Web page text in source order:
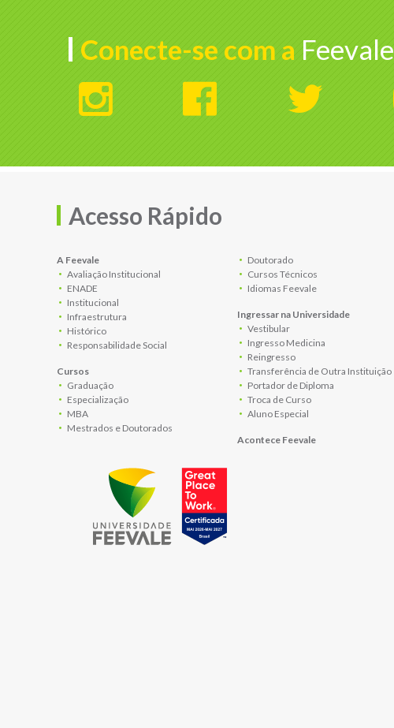
Conecte-se com a Feevale
Acesso Rápido
A Feevale
Avaliação Institucional
ENADE
Institucional
Infraestrutura
Histórico
Responsabilidade Social
Cursos
Graduação
Especialização
MBA
Mestrados e Doutorados
Doutorado
Cursos Técnicos
Idiomas Feevale
Ingressar na Universidade
Vestibular
Ingresso Medicina
Reingresso
Transferência de Outra Instituição
Portador de Diploma
Troca de Curso
Aluno Especial
Acontece Feevale